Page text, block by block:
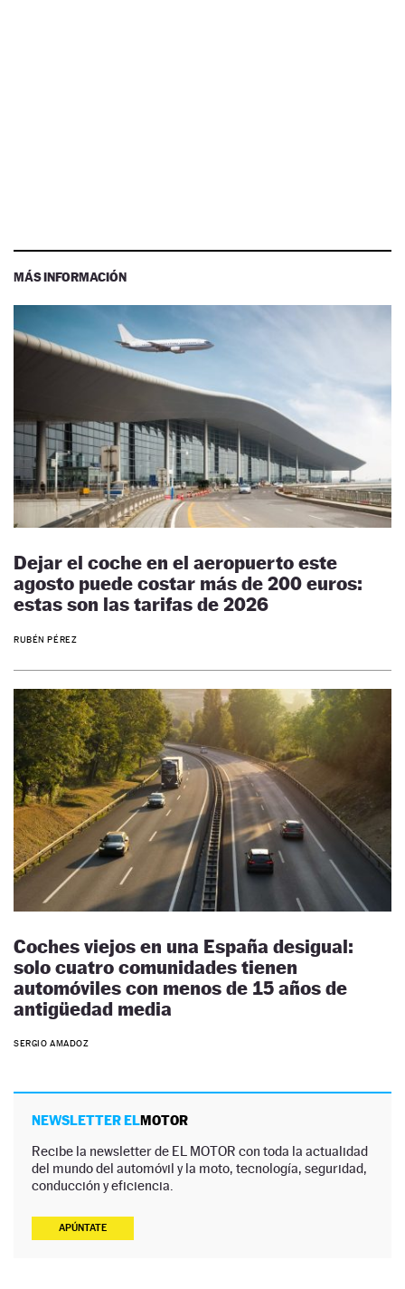
MÁS INFORMACIÓN
Dejar el coche en el aeropuerto este
agosto puede costar más de 200 euros:
estas son las tarifas de 2026
RUBÉN PÉREZ
Coches viejos en una España desigual:
solo cuatro comunidades tienen
automóviles con menos de 15 años de
antigüedad media
SERGIO AMADOZ
NEWSLETTER ELMOTOR
Recibe la newsletter de EL MOTOR con toda la actualidad
del mundo del automóvil y la moto, tecnología, seguridad,
conducción y eficiencia.
APÚNTATE